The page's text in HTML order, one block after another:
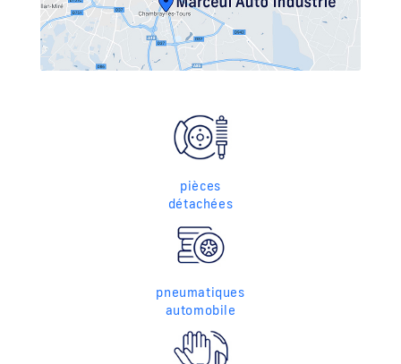
pièces
détachées
pneumatiques
automobile